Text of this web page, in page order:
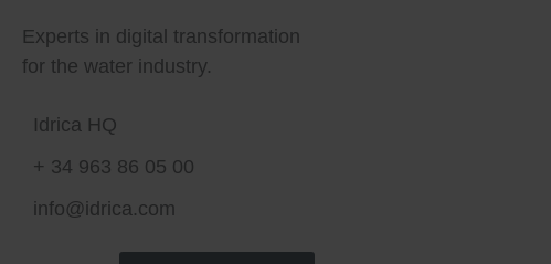
Experts in digital transformation
for the water industry.
Idrica HQ
+ 34 963 86 05 00
info@idrica.com